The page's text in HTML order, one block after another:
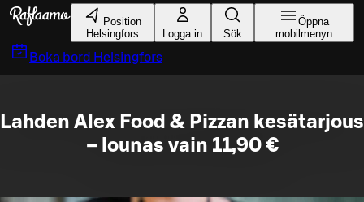
Gå till huvudinnehållet
Position
Helsingfors
Logga in Sök
Öppna
mobilmenyn
Boka bord Helsingfors
Lahden Alex Food & Pizzan kesätarjous
– lounas vain 11,90 €